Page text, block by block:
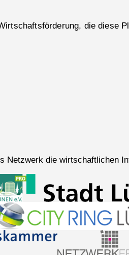
die diese
Netzwerk die wirtschaftlichen